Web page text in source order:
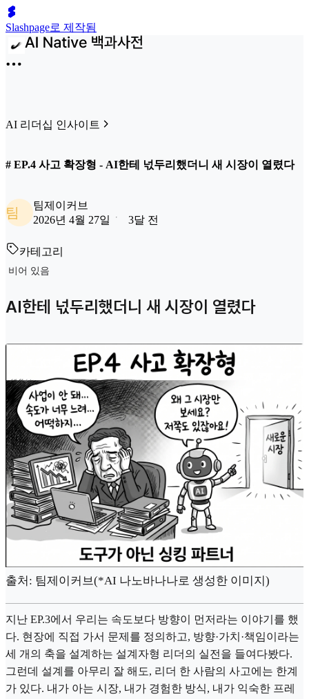
Slashpage로 제작됨
AI 리더십 인사이트
# EP.4 사고 확장형 - AI한테 넋두리했더니 새 시장이 열렸다
팀
팀제이커브
2026년 4월 27일
3달 전
카테고리
비어 있음
AI한테 넋두리했더니 새 시장이 열렸다
출처: 팀제이커브(*AI 나노바나나로 생성한 이미지)
지난 EP.3에서 우리는 속도보다 방향이 먼저라는 이야기를 했
다. 현장에 직접 가서 문제를 정의하고, 방향·가치·책임이라는
세 개의 축을 설계하는 설계자형 리더의 실전을 들여다봤다.
그런데 설계를 아무리 잘 해도, 리더 한 사람의 사고에는 한계
가 있다. 내가 아는 시장, 내가 경험한 방식, 내가 익숙한 프레